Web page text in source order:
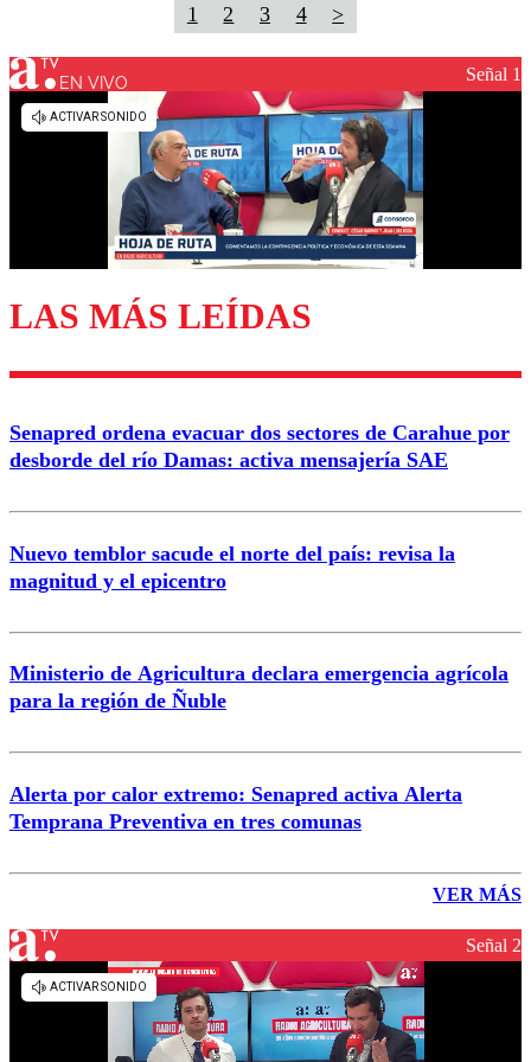
1 2 3 4 >
EN VIVO Señal 1
LAS MÁS LEÍDAS
Senapred ordena evacuar dos sectores de Carahue por
desborde del río Damas: activa mensajería SAE
Nuevo temblor sacude el norte del país: revisa la
magnitud y el epicentro
Ministerio de Agricultura declara emergencia agrícola
para la región de Ñuble
Alerta por calor extremo: Senapred activa Alerta
Temprana Preventiva en tres comunas
VER MÁS
Señal 2